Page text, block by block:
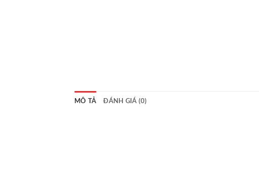
MÔ TẢ ĐÁNH GIÁ (0)